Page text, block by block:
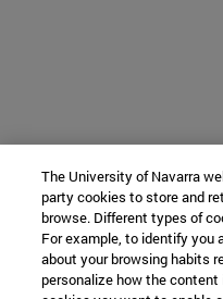
The University of Navarra
party cookies to store and
browse. Different types of
For example, to identify you
about your browsing habits
personalize how the